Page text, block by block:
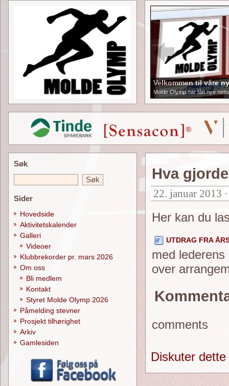
Velkommen til våre
Molde Olymp har fått nye
Hva
22. januar 2013
Her kan du
UTDRAG FRA
med
over
comments
Diskuter
Søk
Sider
Hovedside
Aktivitetskalender
Galleri
Videoer
Klubbrekorder pr. mars 2026
Om oss
Bli medlem
Kontakt
Styret Molde Olymp 2026
Påmelding stevner
Prosjekt tilhørighet
Arkiv
Gamlesiden